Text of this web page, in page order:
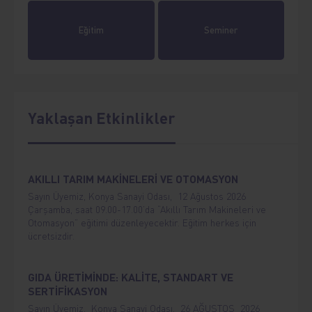
Eğitim Seminer
Yaklaşan Etkinlikler
AKILLI TARIM MAKİNELERİ VE OTOMASYON
Sayın Üyemiz, Konya Sanayi Odası, 12 Ağustos 2026
Çarşamba, saat 09.00-17.00’da “Akıllı Tarım Makineleri ve
Otomasyon” eğitimi düzenleyecektir. Eğitim herkes için
ücretsizdir.
GIDA ÜRETİMİNDE: KALİTE, STANDART VE
SERTİFİKASYON
Sayın Üyemiz, Konya Sanayi Odası, 26 AĞUSTOS 2026